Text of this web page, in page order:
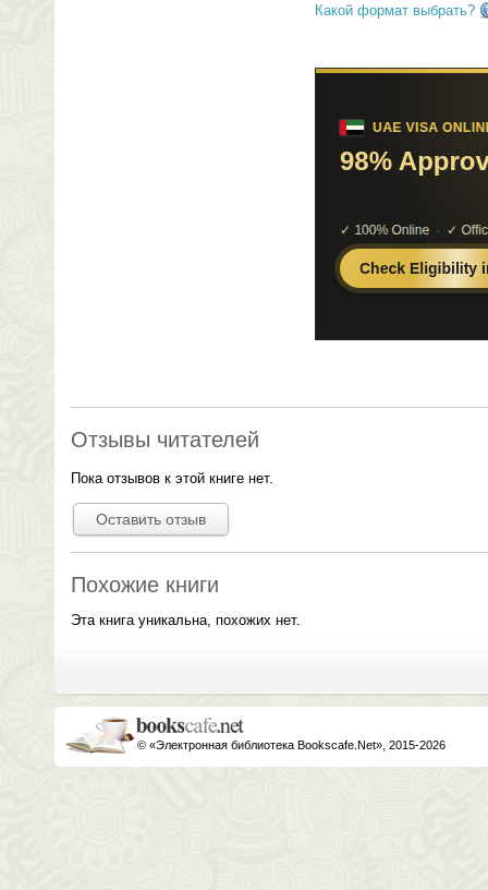
Какой формат выбрать?
Отзывы читателей
Пока отзывов к этой книге нет.
Оставить отзыв
Похожие книги
Эта книга уникальна, похожих нет.
© «Электронная библиотека Bookscafe.Net», 2015-2026